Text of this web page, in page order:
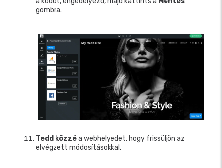
gombra.
Tedd közzéa webhelyedet, hogy frissüljön az
elvégzett módosításokkal.